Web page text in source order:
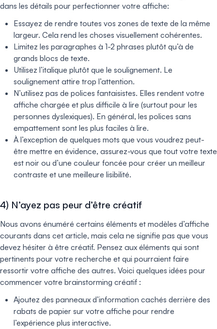
dans les détails pour perfectionner votre affiche:
Essayez de rendre toutes vos zones de texte de la même
largeur. Cela rend les choses visuellement cohérentes.
Limitez les paragraphes à 1-2 phrases plutôt qu’à de
grands blocs de texte.
Utilisez l’italique plutôt que le soulignement. Le
soulignement attire trop l’attention.
N’utilisez pas de polices fantaisistes. Elles rendent votre
affiche chargée et plus difficile à lire (surtout pour les
personnes dyslexiques). En général, les polices sans
empattement sont les plus faciles à lire.
À l’exception de quelques mots que vous voudrez peut-
être mettre en évidence, assurez-vous que tout votre texte
est noir ou d’une couleur foncée pour créer un meilleur
contraste et une meilleure lisibilité.
4) N’ayez pas peur d’être créatif
Nous avons énuméré certains éléments et modèles d’affiche
courants dans cet article, mais cela ne signifie pas que vous
devez hésiter à être créatif. Pensez aux éléments qui sont
pertinents pour votre recherche et qui pourraient faire
ressortir votre affiche des autres. Voici quelques idées pour
commencer votre brainstorming créatif :
Ajoutez des panneaux d’information cachés derrière des
rabats de papier sur votre affiche pour rendre
l’expérience plus interactive.